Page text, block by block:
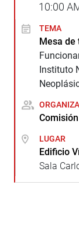
10:00
TEMA
Mesa de
Instituto
ORGANIZA
LUGAR
Edificio
Sala